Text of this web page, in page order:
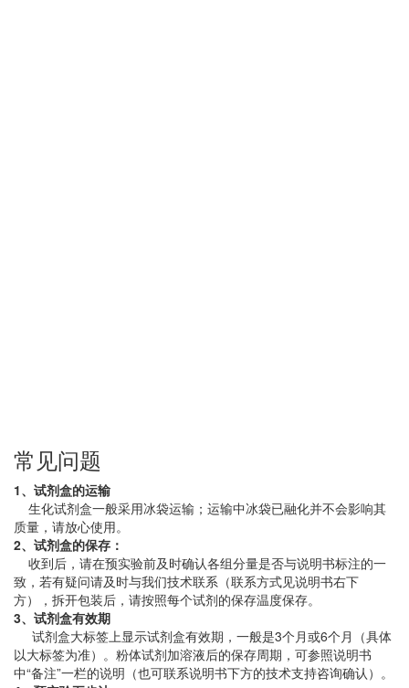
常见问题
1、试剂盒的运输
生化试剂盒一般采用冰袋运输；运输中冰袋已融化并不会影响其
质量，请放心使用。
2、试剂盒的保存：
收到后，请在预实验前及时确认各组分量是否与说明书标注的一
致，若有疑问请及时与我们技术联系（联系方式见说明书右下
方），拆开包装后，请按照每个试剂的保存温度保存。
3、试剂盒有效期
试剂盒大标签上显示试剂盒有效期，一般是3个月或6个月（具体
以大标签为准）。粉体试剂加溶液后的保存周期，可参照说明书
中“备注”一栏的说明（也可联系说明书下方的技术支持咨询确认）。